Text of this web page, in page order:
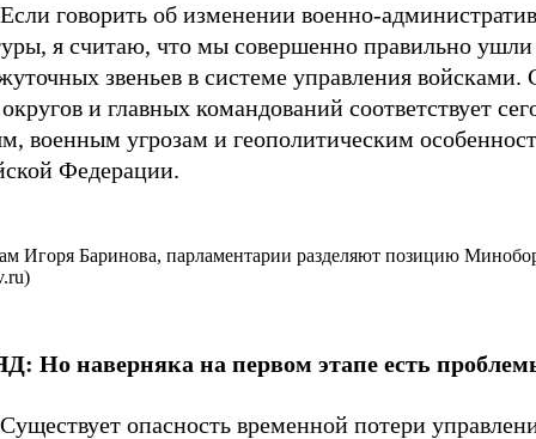
говорить об изменении военно-
я считаю, что мы совершенно правильно
звеньев в системе управления войсками.
и главных командований соответствует
военным угрозам и геополитическим
Федерации.
Игоря Баринова, парламентарии разделяют позицию
Но наверняка на первом этапе есть
опасность временной потери